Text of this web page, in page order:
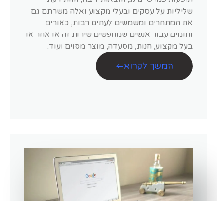
שליליות על עסקים ובעלי מקצוע ואלה משרתם גם
את המתחרים ומשמשים לעתים רבות, כאורים
ותומים עבור אנשים שמחפשים שירות זה או אחר או
בעל מקצוע, חנות, מסעדה, מוצר מסוים ועוד.
המשך לקרוא